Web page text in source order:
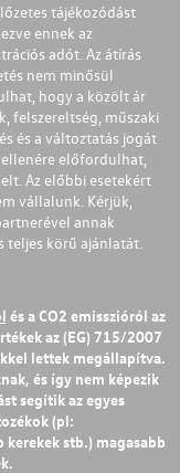
tájékozódást
ennek az
adót. Az átírás
nem minősül
hogy a közölt ár
felszereltség, műszaki
és a változtatás jogát
előfordulhat,
Az előbbi esetekért
vállalunk. Kérjük,
annak
teljes körű ajánlatát.
és a CO2 emisszióról az
az (EG) 715/2007
lettek megállapítva.
és így nem képezik
segítik az egyes
(pl:
stb.) magasabb